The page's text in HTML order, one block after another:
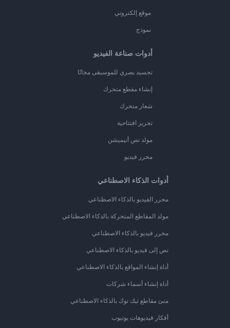
موقع إلكتروني
نموذج
أدوات صناعة الفيديو
تجسيد بصري للموسيقى مجانًا
إنشاء مقطع متحرك
شعار متحرك
تحرير افتتاحية
مولد نص أنيميشن
محرر فيديو
أدوات الذكاء الاصطناعي
محرر الفيديو بالذكاء الاصطناعي
مولد المقاطع المتحركة بالذكاء الاصطناعي
محرر فيديو بالذكاء الاصطناعي
نص إلى فيديو بالذكاء الاصطناعي
أداة إنشاء المواقع بالذكاء الاصطناعي
أداة إنشاء أسماء شركات
منئ مقاطع تيك توك بالذكاء الاصطناعي
أفكار فيديوهات يوتيوب